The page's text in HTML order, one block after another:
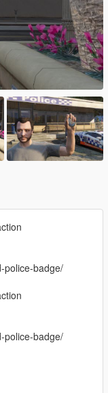
police-badge/
police-badge/